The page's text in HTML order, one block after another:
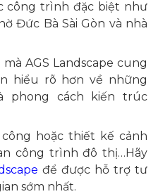
công trình đặc biệt như
Đức Bà Sài Gòn và nhà
AGS Landscape cung
hiểu rõ hơn về những
phong cách kiến trúc
hoặc thiết kế cảnh
công trình đô thị…Hãy
để được hỗ trợ tư
sớm nhất.